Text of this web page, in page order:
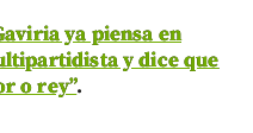
ya piensa en
y dice que
o rey”.